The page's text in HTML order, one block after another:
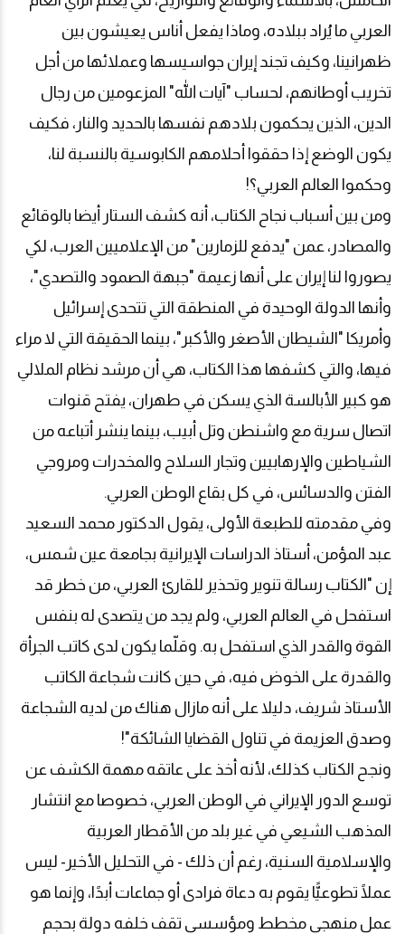
العربي ما يُراد ببلاده، وماذا يفعل أناس يعيشون بين
ظهرانينا، وكيف تجند إيران جواسيسها وعملائها من أجل
تخريب أوطانهم، لحساب "آيات الله" المزعومين من رجال
الدين، الذين يحكمون بلادهم نفسها بالحديد والنار، فكيف
يكون الوضع إذا حققوا أحلامهم الكابوسية بالنسبة لنا،
وحكموا العالم العربي؟!
ومن بين أسباب نجاح الكتاب، أنه كشف الستار أيضا بالوقائع
والمصادر، عمن "يدفع للزمارين" من الإعلاميين العرب، لكي
يصوروا لنا إيران على أنها زعيمة "جبهة الصمود والتصدي"،
وأنها الدولة الوحيدة في المنطقة التي تتحدى إسرائيل
وأمريكا "الشيطان الأصغر والأكبر"، بينما الحقيقة التي لا مراء
فيها، والتي كشفها هذا الكتاب، هي أن مرشد نظام الملالي
هو كبير الأبالسة الذي يسكن في طهران، يفتح قنوات
اتصال سرية مع واشنطن وتل أبيب، بينما ينشر أتباعه من
الشياطين والإرهابيين وتجار السلاح والمخدرات ومروجي
الفتن والدسائس، في كل بقاع الوطن العربي.
وفي مقدمته للطبعة الأولى، يقول الدكتور محمد السعيد
عبد المؤمن، أستاذ الدراسات الإيرانية بجامعة عين شمس،
إن "الكتاب رسالة تنوير وتحذير للقارئ العربي، من خطر قد
استفحل في العالم العربي، ولم يجد من يتصدى له بنفس
القوة والقدر الذي استفحل به. وقلّما يكون لدى كاتب الجرأة
والقدرة على الخوض فيه، في حين كانت شجاعة الكاتب
الأستاذ شريف، دليلا على أنه مازال هناك من لديه الشجاعة
وصدق العزيمة في تناول القضايا الشائكة"!
ونجح الكتاب كذلك، لأنه أخذ على عاتقه مهمة الكشف عن
توسع الدور الإيراني في الوطن العربي، خصوصا مع انتشار
المذهب الشيعي في غير بلد من الأقطار العربية
والإسلامية السنية، رغم أن ذلك - في التحليل الأخير- ليس
عملًا تطوعيًّا يقوم به دعاة فرادى أو جماعات أبدًا، وإنما هو
عمل منهجي مخطط ومؤسسي تقف خلفه دولة بحجم